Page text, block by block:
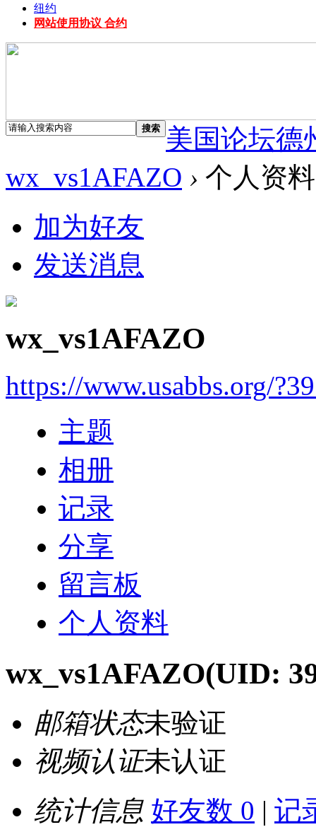
纽约
网站使用协议 合约
搜索
美国论坛德
wx_vs1AFAZO › 个人资料
加为好友
发送消息
wx_vs1AFAZO
https://www.usabbs.org/
主题
相册
记录
分享
留言板
个人资料
wx_vs1AFAZO(UID:
邮箱状态未验证
视频认证未认证
统计信息 好友数 0 | 记